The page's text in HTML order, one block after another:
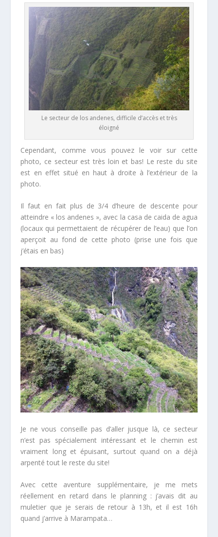
Le secteur de los andenes, difficile d’accès et très
éloigné
Cependant, comme vous pouvez le voir sur cette
photo, ce secteur est très loin et bas! Le reste du site
est en effet situé en haut à droite à l’extérieur de la
photo.
Il faut en fait plus de 3/4 d’heure de descente pour
atteindre « los andenes », avec la casa de caida de agua
(locaux qui permettaient de récupérer de l’eau) que l’on
aperçoit au fond de cette photo (prise une fois que
j’étais en bas)
Je ne vous conseille pas d’aller jusque là, ce secteur
n’est pas spécialement intéressant et le chemin est
vraiment long et épuisant, surtout quand on a déjà
arpenté tout le reste du site!
Avec cette aventure supplémentaire, je me mets
réellement en retard dans le planning : j’avais dit au
muletier que je serais de retour à 13h, et il est 16h
quand j’arrive à Marampata…